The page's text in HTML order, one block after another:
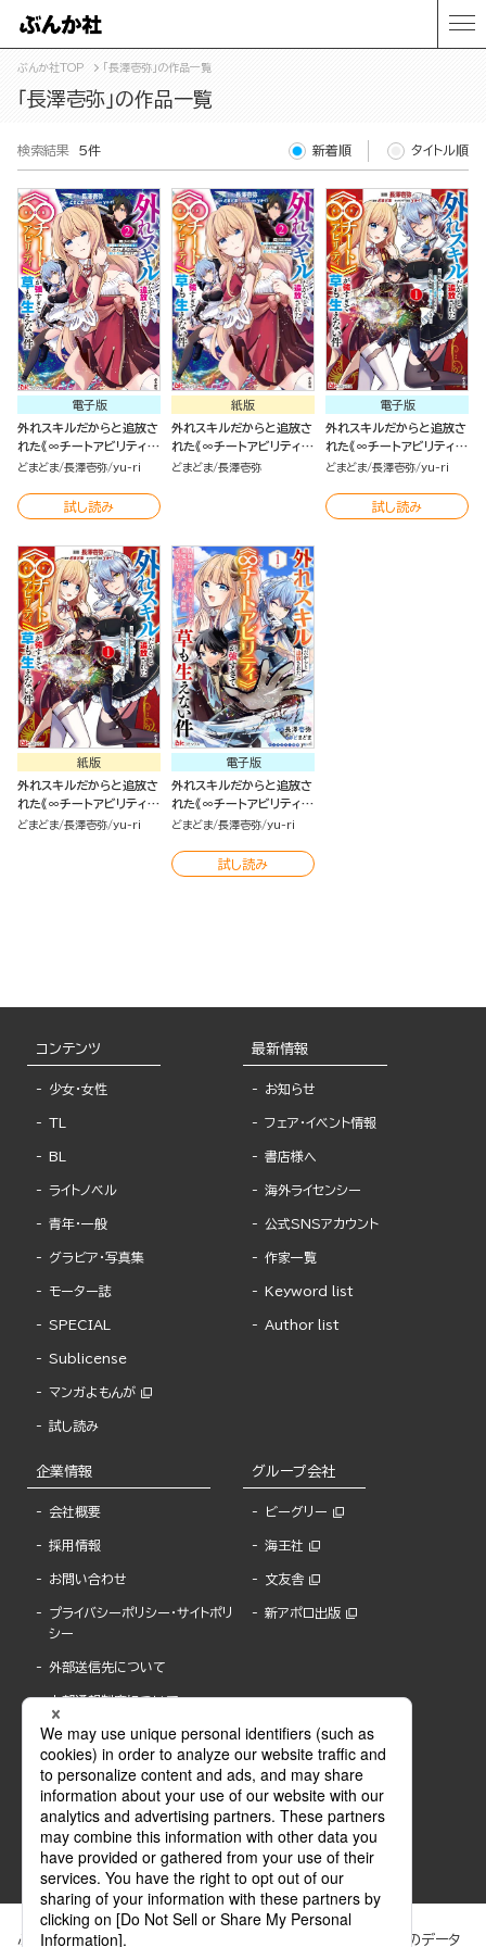
ぶんか社TOP 「長澤壱弥」の作品一覧
「長澤壱弥」の作品一覧
検索結果 5件 新着順 タイトル順
電子版
外れスキルだからと追放さ
れた《∞チートアビリティ》
が強すぎて草も生えない件
ちゃくそ溺愛されるし、前
よりも断然楽しい生活送っ
どまどま 長澤壱弥 yu-ri
試し読み
紙版
外れスキルだからと追放さ
れた《∞チートアビリティ》
が強すぎて草も生えない件
どまどま 長澤壱弥
電子版
外れスキルだからと追放さ
れた《∞チートアビリティ》
が強すぎて草も生えない件
ちゃくそ溺愛されるし、前
よりも断然楽しい生活送っ
どまどま 長澤壱弥 yu-ri
試し読み
紙版
外れスキルだからと追放さ
れた《∞チートアビリティ》
が強すぎて草も生えない件
どまどま 長澤壱弥 yu-ri
電子版
外れスキルだからと追放さ
れた《∞チートアビリティ》
が強すぎて草も生えない件
ちゃくそ溺愛されるし、前
よりも断然楽しい生活送っ
どまどま 長澤壱弥 yu-ri
試し読み
コンテンツ
少女・女性
TL
BL
ライトノベル
青年・一般
グラビア・写真集
モーター誌
SPECIAL
Sublicense
マンガよもんが
試し読み
最新情報
お知らせ
フェア・イベント情報
書店様へ
海外ライセンシー
公式SNSアカウント
作家一覧
Keyword list
Author list
企業情報
会社概要
採用情報
お問い合わせ
プライバシーポリシー・サイトポリ
シー
外部送信先について
内部通報制度について
グループ会社
ビーグリー
海王社
文友舎
新アポロ出版
ぶんか社が運営するサイトでは、利便性向上のためにCookie等のデータ